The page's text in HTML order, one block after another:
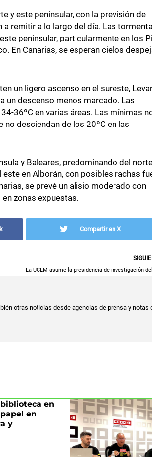
y este peninsular, con la previsión de
remitir a lo largo del día. Las
peninsular, particularmente en los
En Canarias, se esperan cielos
un ligero ascenso en el sureste,
un descenso menos marcado. Las
36ºC en varias áreas. Las mínimas
desciendan de los 20ºC en las
y Baleares, predominando del norte
este en Alborán, con posibles rachas
se prevé un alisio moderado con
zonas expuestas.
Compartir en X
La UCLM asume la presidencia de investigación
otras noticias desde agencias de prensa y notas
en
en
y